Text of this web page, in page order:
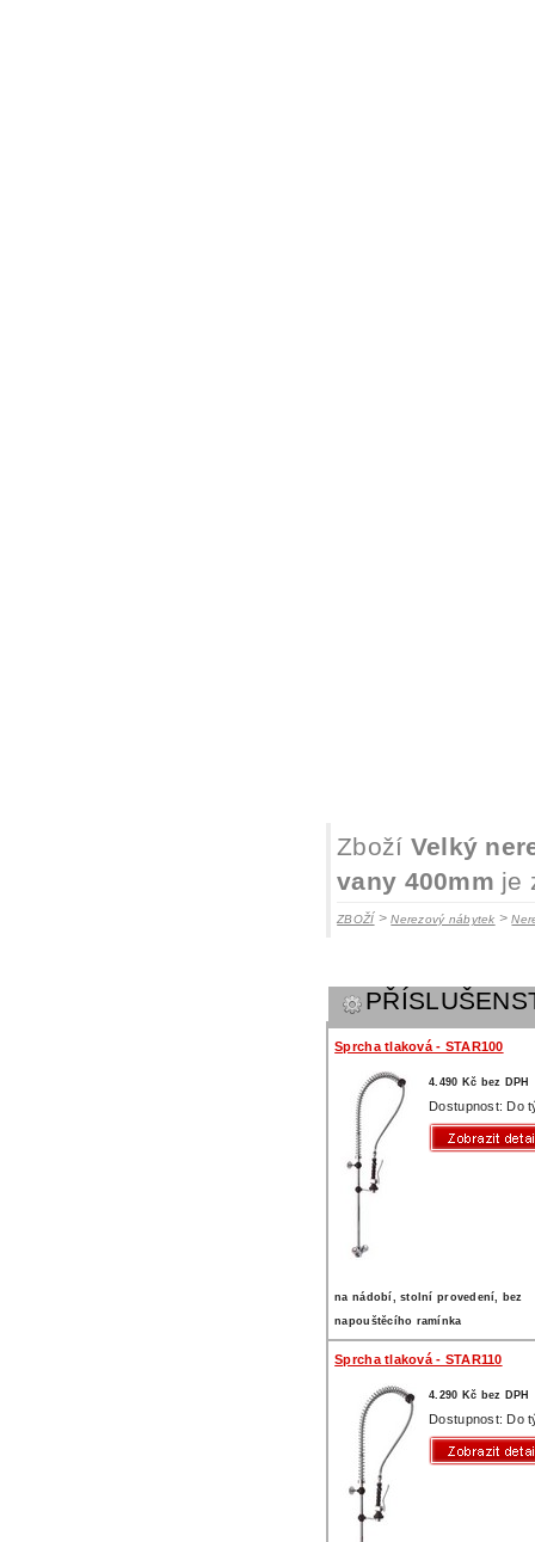
Zboží Velký
vany 400mm je
ZBOŽÍ >Nerezový nábytek >
Sprcha tlaková - STAR100
4.490 Kč bez DPH
Dostupnost: Do
na nádobí, stolní provedení, bez
napouštěcího ramínka
Sprcha tlaková - STAR110
4.290 Kč bez DPH
Dostupnost: Do